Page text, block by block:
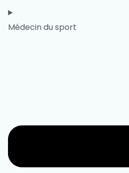
Médecin du sport